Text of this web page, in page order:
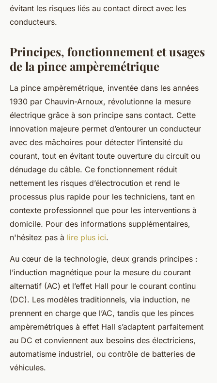
évitant les risques liés au contact direct avec les
conducteurs.
Principes, fonctionnement et usages
de la pince ampèremétrique
La pince ampèremétrique, inventée dans les années
1930 par Chauvin-Arnoux, révolutionne la mesure
électrique grâce à son principe sans contact. Cette
innovation majeure permet d’entourer un conducteur
avec des mâchoires pour détecter l’intensité du
courant, tout en évitant toute ouverture du circuit ou
dénudage du câble. Ce fonctionnement réduit
nettement les risques d’électrocution et rend le
processus plus rapide pour les techniciens, tant en
contexte professionnel que pour les interventions à
domicile. Pour des informations supplémentaires,
n'hésitez pas à lire plus ici.
Au cœur de la technologie, deux grands principes :
l’induction magnétique pour la mesure du courant
alternatif (AC) et l’effet Hall pour le courant continu
(DC). Les modèles traditionnels, via induction, ne
prennent en charge que l’AC, tandis que les pinces
ampèremétriques à effet Hall s’adaptent parfaitement
au DC et conviennent aux besoins des électriciens,
automatisme industriel, ou contrôle de batteries de
véhicules.